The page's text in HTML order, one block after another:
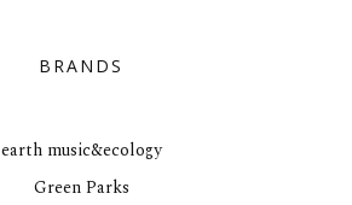
BRANDS
earth music&ecology
Green Parks